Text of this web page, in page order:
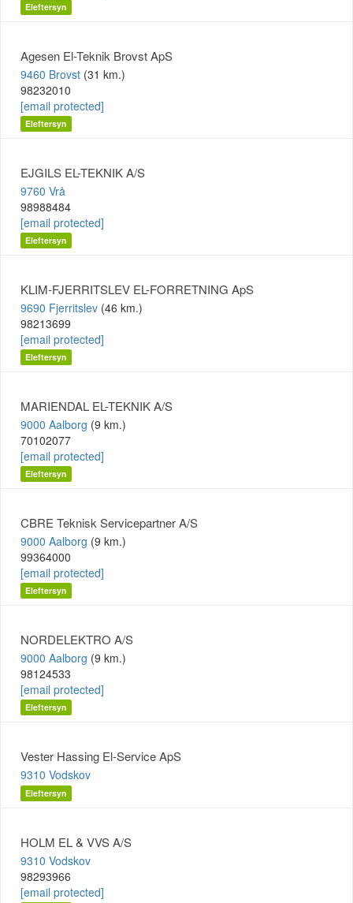
Eleftersyn
Agesen El-Teknik Brovst ApS
9460 Brovst (31 km.)
98232010
[email protected]
Eleftersyn
EJGILS EL-TEKNIK A/S
9760 Vrå
98988484
[email protected]
Eleftersyn
KLIM-FJERRITSLEV EL-FORRETNING ApS
9690 Fjerritslev (46 km.)
98213699
[email protected]
Eleftersyn
MARIENDAL EL-TEKNIK A/S
9000 Aalborg (9 km.)
70102077
[email protected]
Eleftersyn
CBRE Teknisk Servicepartner A/S
9000 Aalborg (9 km.)
99364000
[email protected]
Eleftersyn
NORDELEKTRO A/S
9000 Aalborg (9 km.)
98124533
[email protected]
Eleftersyn
Vester Hassing El-Service ApS
9310 Vodskov
Eleftersyn
HOLM EL & VVS A/S
9310 Vodskov
98293966
[email protected]